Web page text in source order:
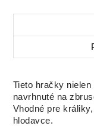
Tieto hračky
navrhnuté na
Vhodné pre
hlodavce.